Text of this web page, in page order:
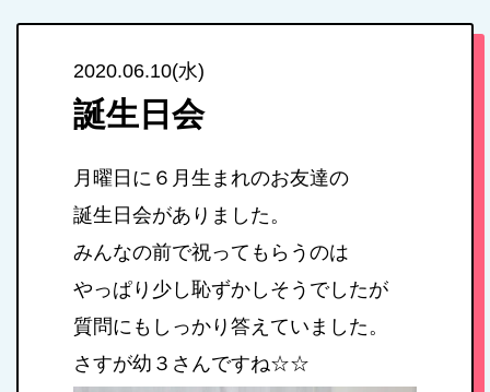
2020.06.10(水)
誕生日会
月曜日に６月生まれのお友達の
誕生日会がありました。
みんなの前で祝ってもらうのは
やっぱり少し恥ずかしそうでしたが
質問にもしっかり答えていました。
さすが幼３さんですね☆☆